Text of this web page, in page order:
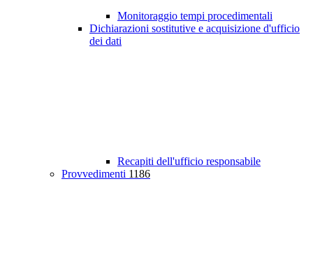
Monitoraggio tempi procedimentali
Dichiarazioni sostitutive e acquisizione d'ufficio
dei dati
Recapiti dell'ufficio responsabile
Provvedimenti 1186